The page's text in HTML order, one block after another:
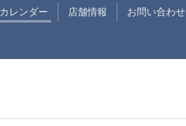
カレンダー 店舗情報 お問い合わせ